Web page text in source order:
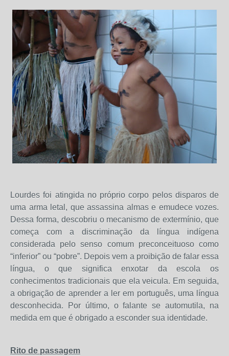
Lourdes foi atingida no próprio corpo pelos disparos de
uma arma letal, que assassina almas e emudece vozes.
Dessa forma, descobriu o mecanismo de extermínio, que
começa com a discriminação da língua indígena
considerada pelo senso comum preconceituoso como
“inferior” ou “pobre”. Depois vem a proibição de falar essa
língua, o que significa enxotar da escola os
conhecimentos tradicionais que ela veicula. Em seguida,
a obrigação de aprender a ler em português, uma língua
desconhecida. Por último, o falante se automutila, na
medida em que é obrigado a esconder sua identidade.
Rito de passagem